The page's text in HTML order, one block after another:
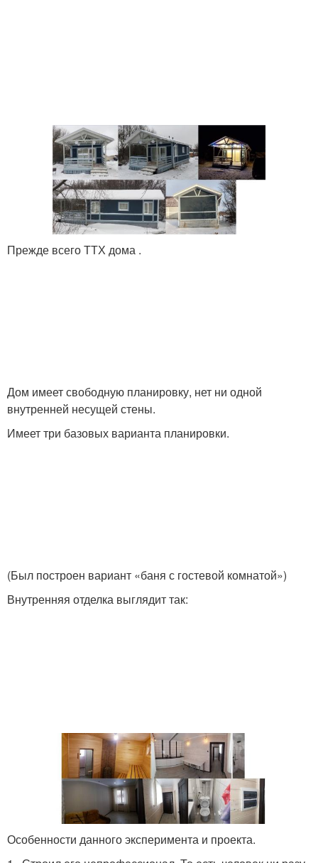
Прежде всего ТТХ дома .
Дом имеет свободную планировку, нет ни одной
внутренней несущей стены.
Имеет три базовых варианта планировки.
(Был построен вариант «баня с гостевой комнатой»)
Внутренняя отделка выглядит так:
Особенности данного эксперимента и проекта.